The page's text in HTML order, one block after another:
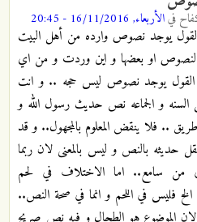
فيالأربعاء, 16/11/2016 - 20:45
يوجد نصوص وارده من أهل البيت
او بعضها و اين وردت و من اي
القول يوجد نصوص ليس حجه .. و انت
و الجماعه نص حديث رسول الله و
.. فلا ينقض المعلوم بالمجهول.. و قد
حديثه بالنص و ليس بالمعنى لان ربما
من سامع.. اما الاختلاف في لحم
فليس في اللحم و انما في صحة النص..